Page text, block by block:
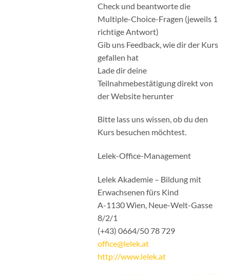
Check und beantworte die
Multiple-Choice-Fragen (jeweils 1
richtige Antwort)
Gib uns Feedback, wie dir der Kurs
gefallen hat
Lade dir deine
Teilnahmebestätigung direkt von
der Website herunter
Bitte lass uns wissen, ob du den
Kurs besuchen möchtest.
Lelek-Office-Management
Lelek Akademie – Bildung mit
Erwachsenen fürs Kind
A-1130 Wien, Neue-Welt-Gasse
8/2/1
(+43) 0664/50 78 729
office@lelek.at
http://www.lelek.at